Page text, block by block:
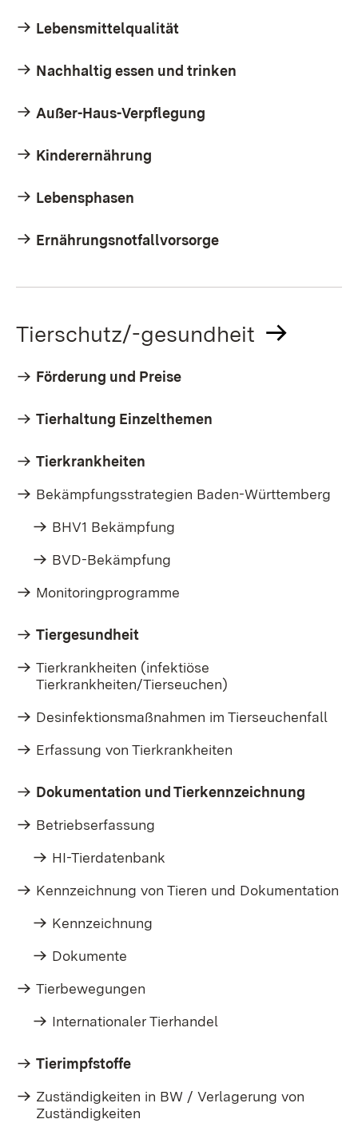
Lebensmittelqualität
Nachhaltig essen und trinken
Außer-Haus-Verpflegung
Kinderernährung
Lebensphasen
Ernährungsnotfallvorsorge
Tierschutz/-gesundheit
Förderung und Preise
Tierhaltung Einzelthemen
Tierkrankheiten
Bekämpfungsstrategien Baden-Württemberg
BHV1 Bekämpfung
BVD-Bekämpfung
Monitoringprogramme
Tiergesundheit
Tierkrankheiten (infektiöse
Tierkrankheiten/Tierseuchen)
Desinfektionsmaßnahmen im Tierseuchenfall
Erfassung von Tierkrankheiten
Dokumentation und Tierkennzeichnung
Betriebserfassung
HI-Tierdatenbank
Kennzeichnung von Tieren und Dokumentation
Kennzeichnung
Dokumente
Tierbewegungen
Internationaler Tierhandel
Tierimpfstoffe
Zuständigkeiten in BW / Verlagerung von
Zuständigkeiten